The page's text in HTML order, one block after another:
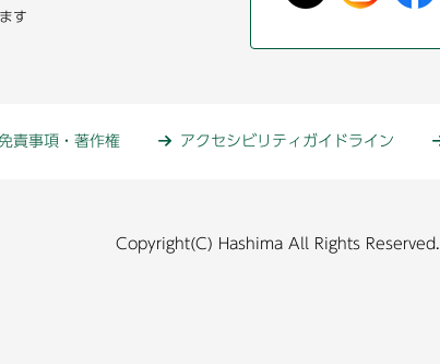
す
責事項・著作権 アクセシビリティガイドライン
Copyright(C) Hashima All Rights Reserved.